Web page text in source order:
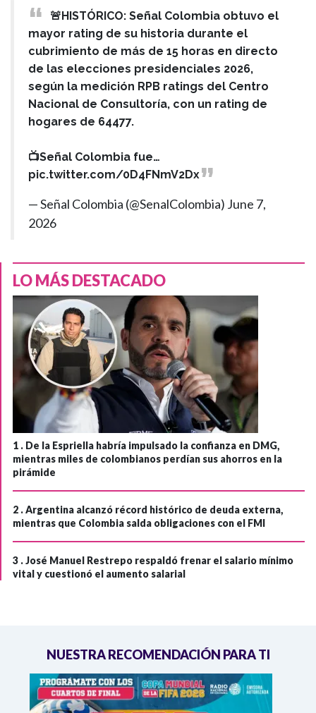
🚨HISTÓRICO: Señal Colombia obtuvo el
mayor rating de su historia durante el
cubrimiento de más de 15 horas en directo
de las elecciones presidenciales 2026,
según la medición RPB ratings del Centro
Nacional de Consultoría, con un rating de
hogares de 64477.
📺Señal Colombia fue…
pic.twitter.com/0D4FNmV2Dx
— Señal Colombia (@SenalColombia) June 7,
2026
LO MÁS DESTACADO
1 . De la Espriella habría impulsado la confianza en DMG,
mientras miles de colombianos perdían sus ahorros en la
pirámide
2 .Argentina alcanzó récord histórico de deuda externa,
mientras que Colombia salda obligaciones con el FMI
3 .José Manuel Restrepo respaldó frenar el salario mínimo
vital y cuestionó el aumento salarial
NUESTRA RECOMENDACIÓN PARA TI